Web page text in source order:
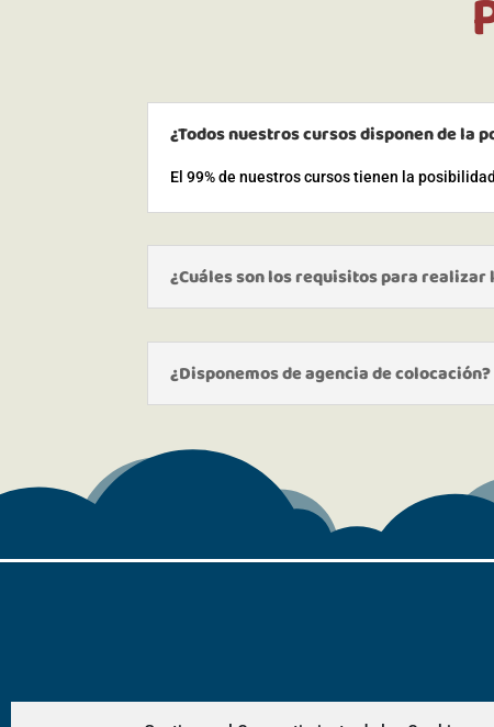
¿Todos nuestros cursos disponen de la
El 99% de nuestros cursos tienen la
¿Cuáles son los requisitos para realizar
¿Disponemos de agencia de colocación?